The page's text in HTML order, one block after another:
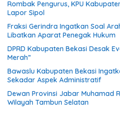
Rombak Pengurus, KPU
Lapor Sipol
Fraksi Gerindra Ingatkan Soal
Libatkan Aparat Penegak Hukum
DPRD Kabupaten Bekasi Desak
Merah”
Bawaslu Kabupaten Bekasi
Sekadar Aspek Administratif
Dewan Provinsi Jabar Muhamad
Wilayah Tambun Selatan